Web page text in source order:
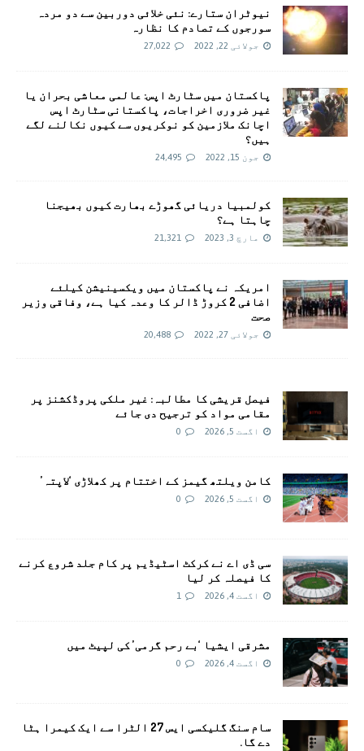
نیوٹران ستارے: نئی خلائی دوربین سے دو مردہ
سورجوں کے تصادم کا نظارہ
جولائی 22, 2022 27,022
پاکستان میں سٹارٹ اپس: عالمی معاشی بحران یا
غیر ضروری اخراجات، پاکستانی سٹارٹ اپس
اچانک ملازمین کو نوکریوں سے کیوں نکالنے لگے
ہیں؟
جون 15, 2022 24,495
کولمبیا دریائی گھوڑے بھارت کیوں بھیجنا
چاہتا ہے؟
مارچ 3, 2023 21,321
امريکہ نے پاکستان میں ویکسینیشن کیلئے
اضافی 2 کروڑ ڈالر کا وعدہ کیا ہے، وفاقی وزیر
صحت
جولائی 27, 2022 20,488
فیصل قریشی کا مطالبہ: غیر ملکی پروڈکشنز پر
مقامی مواد کو ترجیح دی جائے
اگست 5, 2026 0
کامن ویلتھ گیمز کے اختتام پر کھلاڑی ‘لاپتہ’
اگست 5, 2026 0
سی ڈی اے نے کرکٹ اسٹیڈیم پر کام جلد شروع کرنے
کا فیصلہ کر لیا
اگست 4, 2026 1
مشرقی ایشیا ‘بے رحم گرمی’ کی لپیٹ میں
اگست 4, 2026 0
سام سنگ گلیکسی ایس 27 الٹرا سے ایک کیمرا ہٹا
دے گا.